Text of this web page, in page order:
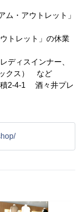
・アウトレット」
トレット」の休業
ディスインナー、
クス） など
積2-4-1 酒々井プレ